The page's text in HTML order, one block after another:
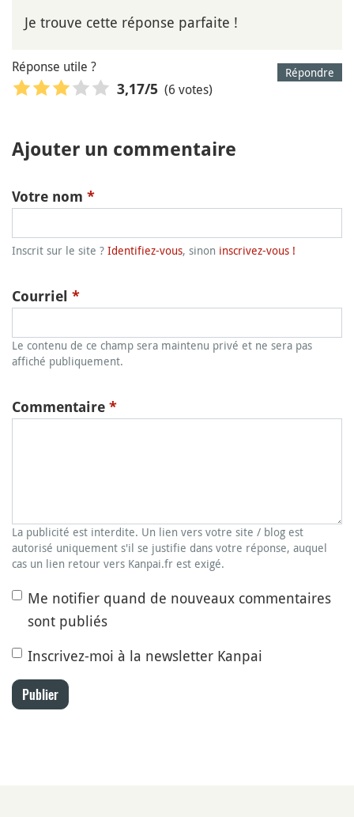
Je trouve cette réponse parfaite !
Répondre
Réponse utile ?
3,17/5 (6 votes)
Ajouter un commentaire
Votre nom *
Inscrit sur le site ? Identifiez-vous, sinon inscrivez-vous !
Courriel *
Le contenu de ce champ sera maintenu privé et ne sera pas
affiché publiquement.
Commentaire *
La publicité est interdite. Un lien vers votre site / blog est
autorisé uniquement s'il se justifie dans votre réponse, auquel
cas un lien retour vers Kanpai.fr est exigé.
Me notifier quand de nouveaux commentaires
sont publiés
Inscrivez-moi à la newsletter Kanpai
Publier